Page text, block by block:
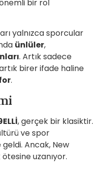
bir rol
yalnızca sporcular
ünlüler,
. Artık sadece
birer ifade haline
.
, gerçek bir klasiktir.
ve spor
geldi. Ancak, New
ötesine uzanıyor.